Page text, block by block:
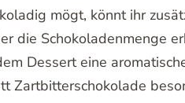
mögt, könnt ihr
die Schokoladenmenge
Dessert eine
Zartbitterschokolade